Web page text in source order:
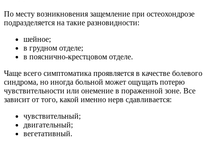
По месту возникновения защемление при остеохондрозе
подразделяется на такие разновидности:
шейное;
в грудном отделе;
в пояснично-крестцовом отделе.
Чаще всего симптоматика проявляется в качестве болевого
синдрома, но иногда больной может ощущать потерю
чувствительности или онемение в пораженной зоне. Все
зависит от того, какой именно нерв сдавливается:
чувствительный;
двигательный;
вегетативный.